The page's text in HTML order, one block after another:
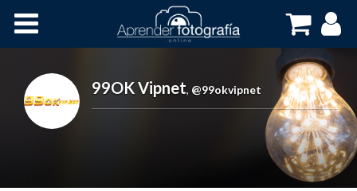
Cursos OnLine
99OK Vipnet, @99okvipnet